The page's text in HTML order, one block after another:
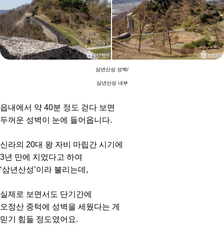
삼년산성 성벽/
삼년산성 내부
읍내에서 약 40분 정도 걷다 보면
두꺼운 성벽이 눈에 들어옵니다.
신라의 20대 왕 자비 마립간 시기에
3년 만에 지었다고 하여
‘삼년산성’이라 불리는데,
실제로 보면서도 단기간에
오정산 중턱에 성벽을 세웠다는 게
믿기 힘들 정도였어요.